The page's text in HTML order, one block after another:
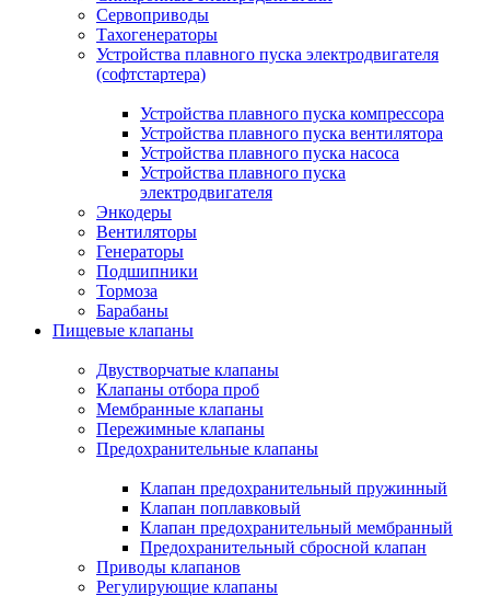
Сервоприводы
Тахогенераторы
Устройства плавного пуска электродвигателя
(софтстартера)
Устройства плавного пуска компрессора
Устройства плавного пуска вентилятора
Устройства плавного пуска насоса
Устройства плавного пуска
электродвигателя
Энкодеры
Вентиляторы
Генераторы
Подшипники
Тормоза
Барабаны
Пищевые клапаны
Двустворчатые клапаны
Клапаны отбора проб
Мембранные клапаны
Пережимные клапаны
Предохранительные клапаны
Клапан предохранительный пружинный
Клапан поплавковый
Клапан предохранительный мембранный
Предохранительный сбросной клапан
Приводы клапанов
Регулирующие клапаны